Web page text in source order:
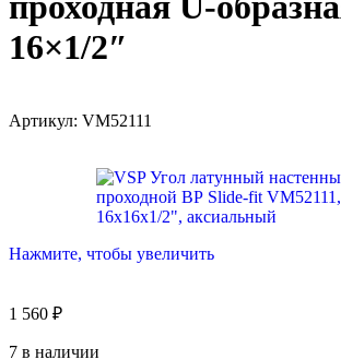
16×1/2″
Артикул: VM52111
Нажмите, чтобы увеличить
1 560 ₽
7 в наличии